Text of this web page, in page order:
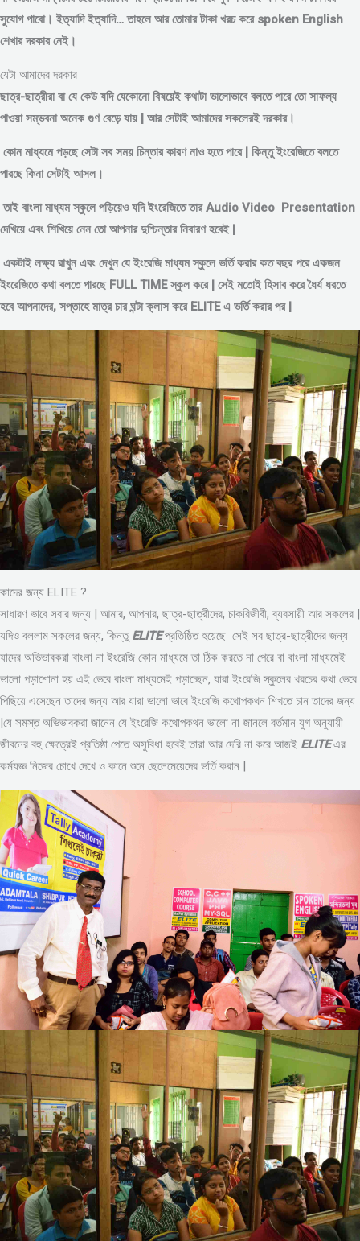
সুযোগ পাবো। ইত্যাদি ইত্যাদি… তাহলে আর তোমার টাকা খরচ করে spoken English
শেখার দরকার নেই।
যেটা আমাদের দরকার
ছাত্র-ছাত্রীরা বা যে কেউ যদি যেকোনো বিষয়েই কথাটা ভালোভাবে বলতে পারে তো সাফল্য
পাওয়া সম্ভবনা অনেক গুণ বেড়ে যায় | আর সেটাই আমাদের সকলেরই দরকার।
কোন মাধ্যমে পড়ছে সেটা সব সময় চিন্তার কারণ নাও হতে পারে | কিন্তু ইংরেজিতে বলতে
পারছে কিনা সেটাই আসল।
তাই বাংলা মাধ্যম স্কুলে পড়িয়েও যদি ইংরেজিতে তার Audio Video Presentation
দেখিয়ে এবং শিখিয়ে নেন তো আপনার দুশ্চিন্তার নিবারণ হবেই |
একটাই লক্ষ্য রাখুন এবং দেখুন যে ইংরেজি মাধ্যম স্কুলে ভর্তি করার কত বছর পরে একজন
ইংরেজিতে কথা বলতে পারছে FULL TIME স্কুল করে | সেই মতোই হিসাব করে ধৈর্য ধরতে
হবে আপনাদের, সপ্তাহে মাত্র চার ঘন্টা ক্লাস করে ELITE এ ভর্তি করার পর |
কাদের জন্য ELITE ?
সাধারণ ভাবে সবার জন্য | আমার, আপনার, ছাত্র-ছাত্রীদের, চাকরিজীবী, ব্যবসায়ী আর সকলের |
যদিও বললাম সকলের জন্য, কিন্তু ELITEপ্রতিষ্ঠিত হয়েছে সেই সব ছাত্র-ছাত্রীদের জন্য
যাদের অভিভাবকরা বাংলা না ইংরেজি কোন মাধ্যমে তা ঠিক করতে না পেরে বা বাংলা মাধ্যমেই
ভালো পড়াশোনা হয় এই ভেবে বাংলা মাধ্যমেই পড়াচ্ছেন, যারা ইংরেজি স্কুলের খরচের কথা ভেবে
পিছিয়ে এসেছেন তাদের জন্য আর যারা ভালো ভাবে ইংরেজি কথোপকথন শিখতে চান তাদের জন্য
|যে সমস্ত অভিভাবকরা জানেন যে ইংরেজি কথোপকথন ভালো না জানলে বর্তমান যুগ অনুযায়ী
জীবনের বহু ক্ষেত্রেই প্রতিষ্ঠা পেতে অসুবিধা হবেই তারা আর দেরি না করে আজই ELITEএর
কর্মযজ্ঞ নিজের চোখে দেখে ও কানে শুনে ছেলেমেয়েদের ভর্তি করান |